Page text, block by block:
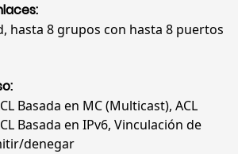
hasta 8 grupos con hasta 8 puertos
Basada en MC (Multicast), ACL
Basada en IPv6, Vinculación de
denegar